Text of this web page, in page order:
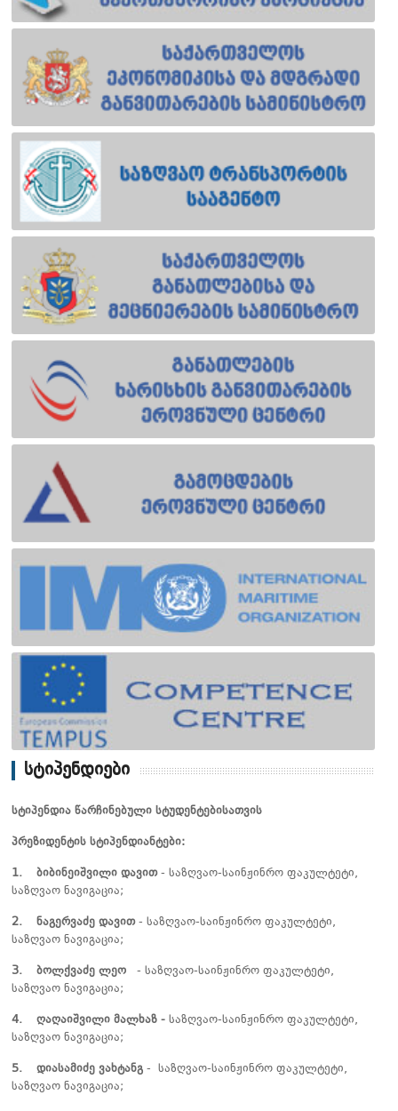
სტიპენდიები
სტიპენდია წარჩინებული სტუდენტებისათვის
პრეზიდენტის სტიპენდიანტები:
1. ბიბინეიშვილი დავით- საზღვაო-საინჟინრო ფაკულტეტი,
საზღვაო ნავიგაცია;
2. ნაგერვაძე დავით - საზღვაო-საინჟინრო ფაკულტეტი,
საზღვაო ნავიგაცია;
3. ბოლქვაძე ლეო - საზღვაო-საინჟინრო ფაკულტეტი,
საზღვაო ნავიგაცია;
4. ღაღაიშვილი მალხაზ - საზღვაო-საინჟინრო ფაკულტეტი,
საზღვაო ნავიგაცია;
5. დიასამიძე ვახტანგ - საზღვაო-საინჟინრო ფაკულტეტი,
საზღვაო ნავიგაცია;